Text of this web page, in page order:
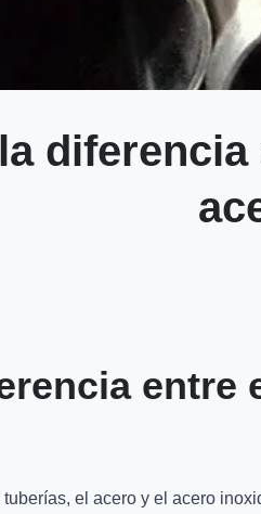
entre
el acero y el acero